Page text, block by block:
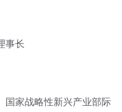
事长
国家战略性新兴产业部际